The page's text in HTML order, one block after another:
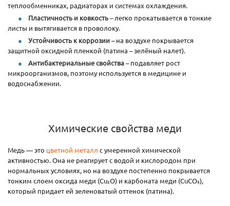
теплообменниках, радиаторах и системах охлаждения.
Пластичность и ковкость– легко прокатывается в тонкие
листы и вытягивается в проволоку.
Устойчивость к коррозии– на воздухе покрывается
защитной оксидной пленкой (патина – зелёный налет).
Антибактериальные свойства– подавляет рост
микроорганизмов, поэтому используется в медицине и
водоснабжении.
Химические свойства меди
Медь — это цветной металл с умеренной химической
активностью. Она не реагирует с водой и кислородом при
нормальных условиях, но на воздухе постепенно покрывается
тонким слоем оксида меди (Cu₂O) и карбоната меди (CuCO₃),
который придает ей зеленоватый оттенок (патина).